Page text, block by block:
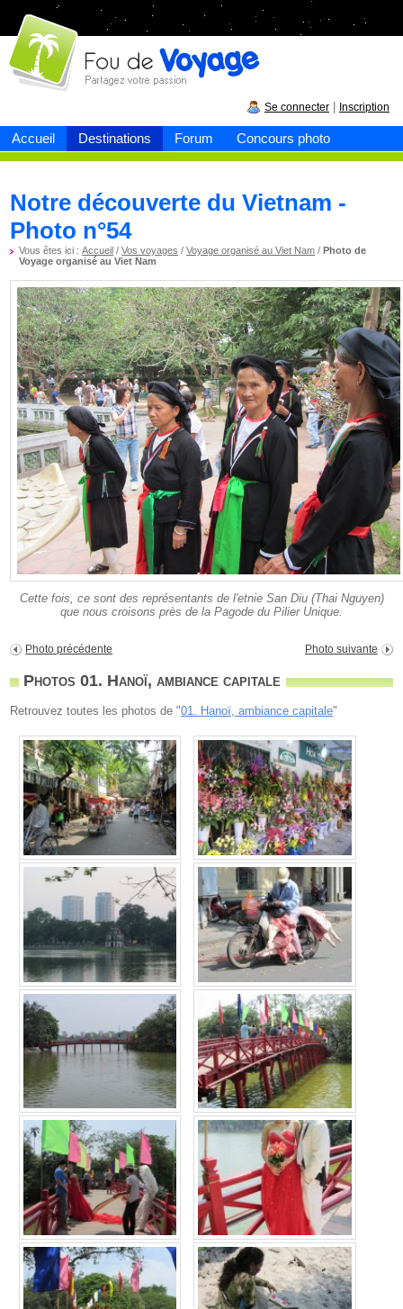
Accueil Destinations Forum Concours photo
Fou devoyage
Se connecter Inscription
Notre découverte du Vietnam -
Photo n°54
Vous êtes ici :Accueil /Vos voyages /Voyage organisé au Viet Nam /Photo de
Voyage organisé au Viet Nam
Cette fois, ce sont des représentants de l'etnie San Diu (Thai Nguyen)
que nous croisons près de la Pagode du Pilier Unique.
Photo précédente Photo suivante
Photos 01. Hanoï, ambiance capitale
Retrouvez toutes les photos de "01. Hanoï, ambiance capitale"